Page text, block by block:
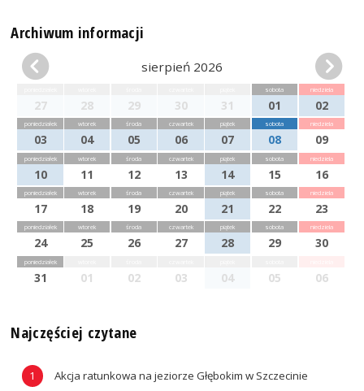
Archiwum informacji
sierpień 2026
27 28 29 30 31
sobota
01
niedziela
02
poniedziałek
03
wtorek
04
środa
05
czwartek
06
piątek
07
sobota
08
niedziela
09
poniedziałek
10
wtorek
11
środa
12
czwartek
13
piątek
14
sobota
15
niedziela
16
poniedziałek
17
wtorek
18
środa
19
czwartek
20
piątek
21
sobota
22
niedziela
23
poniedziałek
24
wtorek
25
środa
26
czwartek
27
piątek
28
sobota
29
niedziela
30
poniedziałek
31 01 02 03 04 05 06
Najczęściej czytane
Akcja ratunkowa na jeziorze Głębokim w Szczecinie